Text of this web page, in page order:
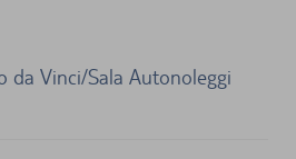
da Vinci/Sala Autonoleggi